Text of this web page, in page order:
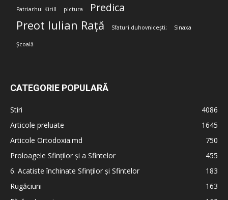
Patriarhul Kirill pictura Predica
Preot Iulian Rață Sfaturi duhovnicești; Sinaxa
Școală
CATEGORIE POPULARĂ
Stiri
4086
Articole preluate
1645
Articole Ortodoxia.md
750
Proloagele Sfinților și a Sfintelor
455
6. Acatiste închinate Sfinților și Sfintelor
183
Rugăciuni
163